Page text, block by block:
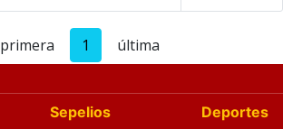
primera 1 última
Sepelios
Deportes